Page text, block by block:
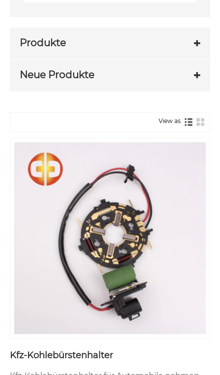
Produkte
Neue Produkte
View as
Kfz-Kohlebürstenhalter